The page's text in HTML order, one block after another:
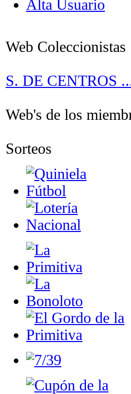
Alta Usuario
Web Coleccionistas
S. DE CENTROS
Web's de los
Sorteos